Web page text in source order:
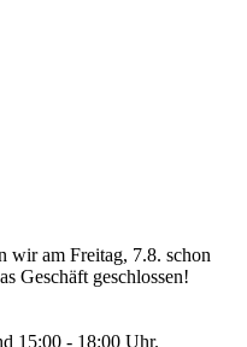
wir am Freitag, 7.8. schon
Geschäft geschlossen!
15:00 - 18:00 Uhr.